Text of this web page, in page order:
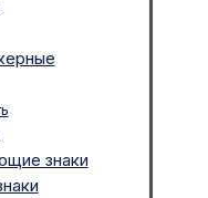
знаки